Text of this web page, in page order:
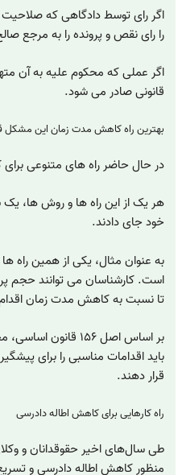
اگر رای توسط دادگاهی که صلاحیت
را رای نقص و پرونده را به مرجع
اگر عملی که محکوم علیه به آن
قانونی صادر می شود.
بهترین راه کاهش مدت زمان این
در حال حاضر راه های متنوعی
هر یک از این راه ها و روش ها،
خود جای دادند.
به عنوان مثال، یکی از همین راه
است. کارشناسان می توانند حجم
تا نسبت به کاهش مدت زمان اقدام
بر اساس اصل ۱۵۶
باید اقدامات مناسبی را برای
قرار دهند.
راه کارهایی برای کاهش اطاله دادرسی
طی سال‌های اخیر حقوقدانان و
منظور کاهش اطاله دادرسی و